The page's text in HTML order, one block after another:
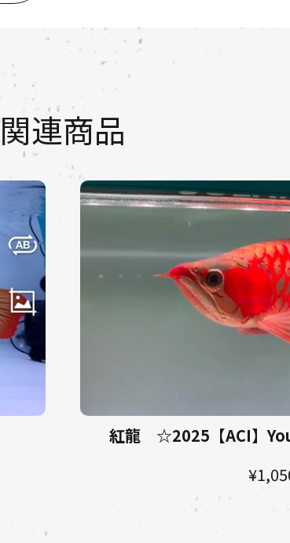
関連商品
紅龍 ☆2025【ACI】